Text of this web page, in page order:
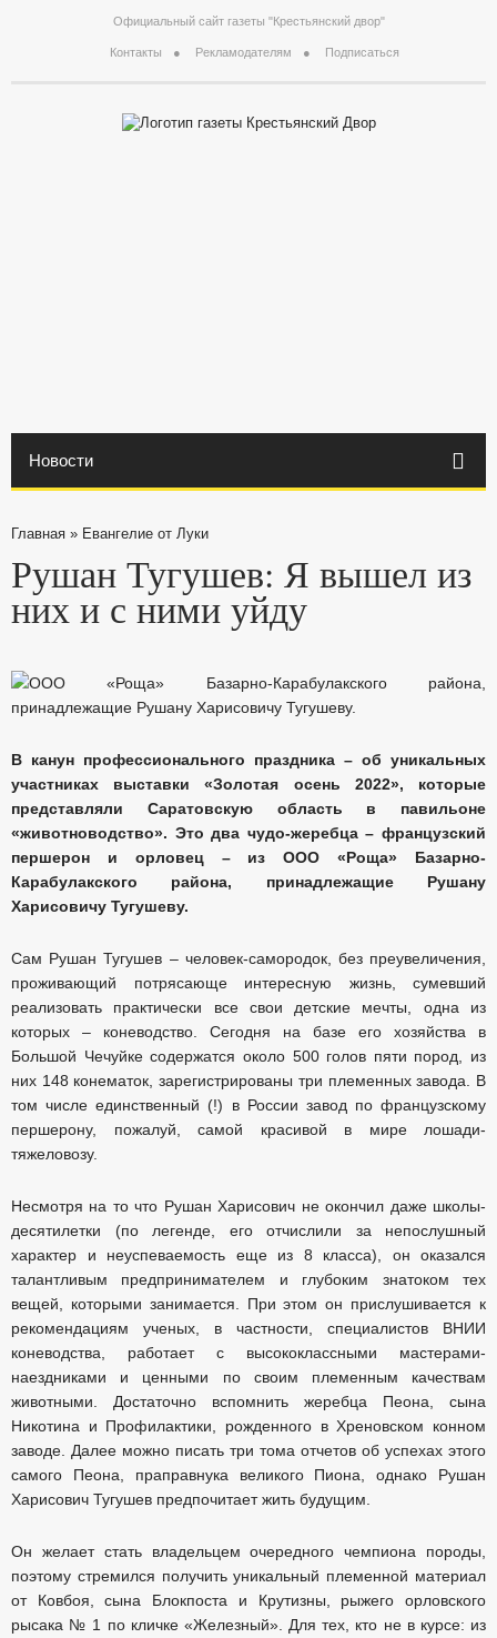
Официальный сайт газеты "Крестьянский двор"
Контакты Рекламодателям Подписаться
Новости
Главная » Евангелие от Луки
Рушан Тугушев: Я вышел из
них и с ними уйду
В канун профессионального праздника – об уникальных
участниках выставки «Золотая осень 2022», которые
представляли Саратовскую область в павильоне
«животноводство». Это два чудо-жеребца – французский
першерон и орловец – из ООО «Роща» Базарно-
Карабулакского района, принадлежащие Рушану
Харисовичу Тугушеву.
Сам Рушан Тугушев – человек-самородок, без преувеличения,
проживающий потрясающе интересную жизнь, сумевший
реализовать практически все свои детские мечты, одна из
которых – коневодство. Сегодня на базе его хозяйства в
Большой Чечуйке содержатся около 500 голов пяти пород, из
них 148 конематок, зарегистрированы три племенных завода. В
том числе единственный (!) в России завод по французскому
першерону, пожалуй, самой красивой в мире лошади-
тяжеловозу.
Несмотря на то что Рушан Харисович не окончил даже школы-
десятилетки (по легенде, его отчислили за непослушный
характер и неуспеваемость еще из 8 класса), он оказался
талантливым предпринимателем и глубоким знатоком тех
вещей, которыми занимается. При этом он прислушивается к
рекомендациям ученых, в частности, специалистов ВНИИ
коневодства, работает с высококлассными мастерами-
наездниками и ценными по своим племенным качествам
животными. Достаточно вспомнить жеребца Пеона, сына
Никотина и Профилактики, рожденного в Хреновском конном
заводе. Далее можно писать три тома отчетов об успехах этого
самого Пеона, праправнука великого Пиона, однако Рушан
Харисович Тугушев предпочитает жить будущим.
Он желает стать владельцем очередного чемпиона породы,
поэтому стремился получить уникальный племенной материал
от Ковбоя, сына Блокпоста и Крутизны, рыжего орловского
рысака № 1 по кличке «Железный». Для тех, кто не в курсе: из